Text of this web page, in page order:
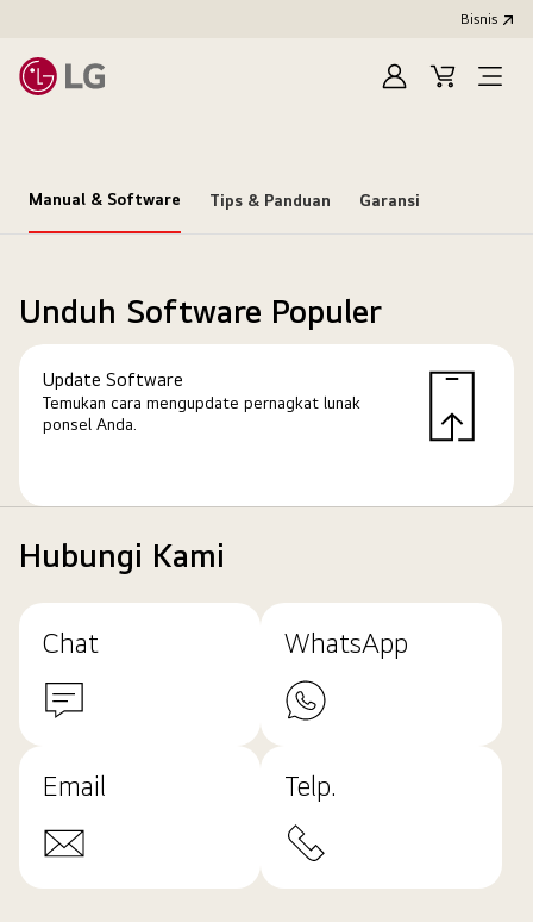
Bisnis
MasukKeranjang
Open
Manual & Software Tips & Panduan Garansi
Unduh Software Populer
Update Software
Temukan cara mengupdate pernagkat lunak
ponsel Anda.
Hubungi Kami
Chat WhatsApp
Email Telp.